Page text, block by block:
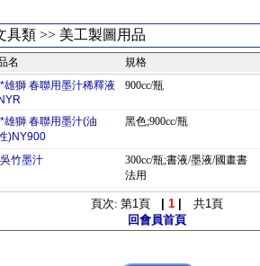
具類 >> 美工製圖用品
名
規格
雄獅 春聯用墨汁稀釋液
NYR
900cc/瓶
雄獅 春聯用墨汁(油
)NY900
黑色;900cc/瓶
竹墨汁
300cc/瓶;書液/墨液/國畫書
法用
頁次: 第1頁 1| 共1頁
回會員首頁